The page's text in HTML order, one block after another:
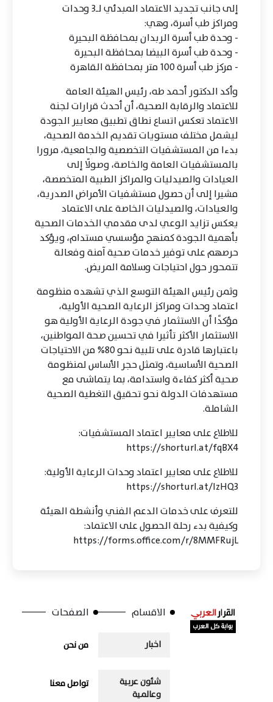
إلى جانب تجديد الاعتماد المبدئي لـ3 وحدات
ومراكز طب أسرة، وهي:
- وحدة طب أسرة الربدان بمحافظة البحيرة
- وحدة طب أسرة البيضا بمحافظة البحيرة
- مركز طب أسرة 100 متر بمحافظة القاهرة
وأكد الدكتور أحمد طه، رئيس الهيئة العامة
للاعتماد والرقابة الصحية، أن أحدث قرارات لجنة
الاعتماد تعكس اتساع نطاق تطبيق معايير الجودة
ليشمل مختلف مستويات تقديم الخدمة الصحية،
بدءا من المستشفيات التخصصية والجامعية، مرورا
بالمستشفيات العامة والخاصة، وصولًا إلى
العيادات والصيدليات والمراكز الطبية المتخصصة،
مشيرا إلى أن حصول مستشفيات الأمراض الصدرية،
والعيادات، والصيدليات الخاصة على الاعتماد
يعكس تزايد الوعي لدى مقدمي الخدمات الصحية
بأهمية الجودة كمنهج مؤسسي مستدام، ويؤكد
حرصهم على توفير خدمات صحية آمنة وفعالة
تتمحور حول احتياجات وسلامة المريض.
وثمن رئيس الهيئة التوسع الذي تشهده منظومة
اعتماد وحدات ومراكز الرعاية الصحية الأولية،
مؤكدًا أن الاستثمار في جودة الرعاية الأولية هو
الاستثمار الأكثر تأثيرا في تحسين صحة المواطنين،
باعتبارها قادرة على تلبية نحو 80% من الاحتياجات
الصحية الأساسية، وتمثل حجر الأساس لمنظومة
صحية أكثر كفاءة واستدامة، بما يتماشى مع
مستهدفات الدولة نحو تحقيق التغطية الصحية
الشاملة.
للاطلاع على معايير اعتماد المستشفيات:
https://shorturl.at/fqBX4
للاطلاع على معايير اعتماد وحدات الرعاية الأولية:
https://shorturl.at/lzHQ3
للتعرف على خدمات الدعم الفني وأنشطة الهيئة
وكيفية بدء رحلة الحصول على الاعتماد:
https://forms.office.com/r/8MMFRujL
الاقسام
اخبار
شئون عربية
وعالمية
الصفحات
من نحن
تواصل معنا